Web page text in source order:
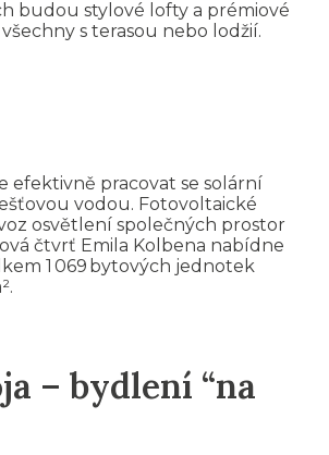
budou stylové lofty a prémiové
s terasou nebo lodžií.
efektivně pracovat se solární
vodou. Fotovoltaické
osvětlení společných prostor
čtvrť Emila Kolbena nabídne
1 069 bytových jednotek
– bydlení “na